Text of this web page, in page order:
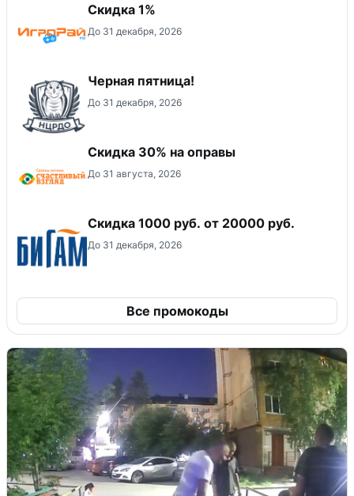
Скидка 1%
До 31 декабря, 2026
Черная пятница!
До 31 декабря, 2026
Скидка 30% на оправы
До 31 августа, 2026
​Скидка 1000 руб. от 20000 руб.
До 31 декабря, 2026
Все промокоды